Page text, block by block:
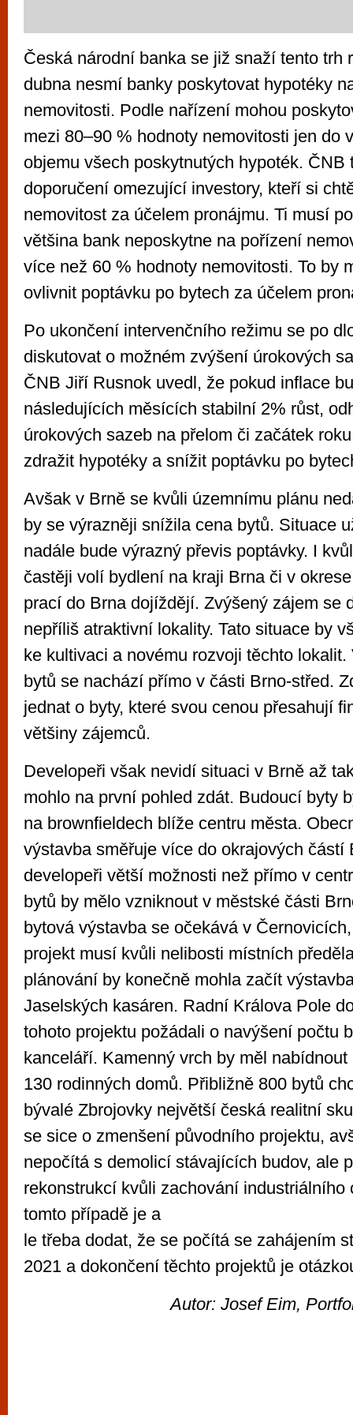
Česká národní banka se již snaží tento trh
dubna nesmí banky poskytovat hypotéky
nemovitosti. Podle nařízení mohou
mezi 80–90 % hodnoty nemovitosti jen do
objemu všech poskytnutých hypoték. ČNB
doporučení omezující investory, kteří si
nemovitost za účelem pronájmu. Ti musí
většina bank neposkytne na pořízení
více než 60 % hodnoty nemovitosti. To by
ovlivnit poptávku po bytech za účelem
Po ukončení intervenčního režimu se po
diskutovat o možném zvýšení úrokových
ČNB Jiří Rusnok uvedl, že pokud inflace
následujících měsících stabilní 2% růst,
úrokových sazeb na přelom či začátek
zdražit hypotéky a snížit poptávku po
Avšak v Brně se kvůli územnímu plánu
by se výrazněji snížila cena bytů. Situace
nadále bude výrazný převis poptávky. I
častěji volí bydlení na kraji Brna či v
prací do Brna dojíždějí. Zvýšený zájem se
nepříliš atraktivní lokality. Tato situace by
ke kultivaci a novému rozvoji těchto
bytů se nachází přímo v části Brno-střed.
jednat o byty, které svou cenou přesahují
většiny zájemců.
Developeři však nevidí situaci v Brně až
mohlo na první pohled zdát. Budoucí byty
na brownfieldech blíže centru města.
výstavba směřuje více do okrajových částí
developeři větší možnosti než přímo v
bytů by mělo vzniknout v městské části
bytová výstavba se očekává v
projekt musí kvůli nelibosti místních
plánování by konečně mohla začít
Jaselských kasáren. Radní Králova Pole
tohoto projektu požádali o navýšení počtu
kanceláří. Kamenný vrch by měl
130 rodinných domů. Přibližně 800 bytů
bývalé Zbrojovky největší česká realitní
se sice o zmenšení původního projektu,
nepočítá s demolicí stávajících budov, ale
rekonstrukcí kvůli zachování industriálního
tomto případě je a
le třeba dodat, že se počítá se zahájením
2021 a dokončení těchto projektů je
Autor: Josef Eim,